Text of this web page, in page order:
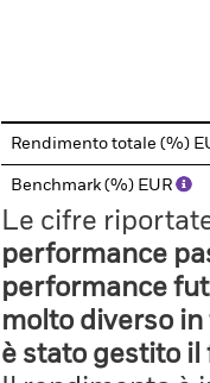
Rendimento totale (%)
Benchmark (%) EUR
Le cifre
performance
performance
molto diverso
è stato gestito il